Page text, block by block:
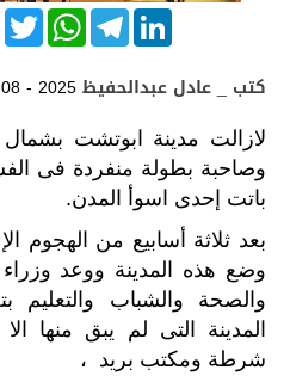
T
w
i
t
t
r
W
h
a
t
s
p
p
T
e
l
g
a
m
L
i
n
e
I
n
- 2025كتب _ عادل عبدالحفيظ
لازالت مدينة ابوتشت
وصاحبة بطولة منفردة فى
باتت إحدى اسوأ المدن.
بعد ثلاثة أسابيع من
وضع هذه المدينة ووعد
والصحة والشباب والتعليم
المدينة التى لم يبق
شرطة ومكتب بريد ،